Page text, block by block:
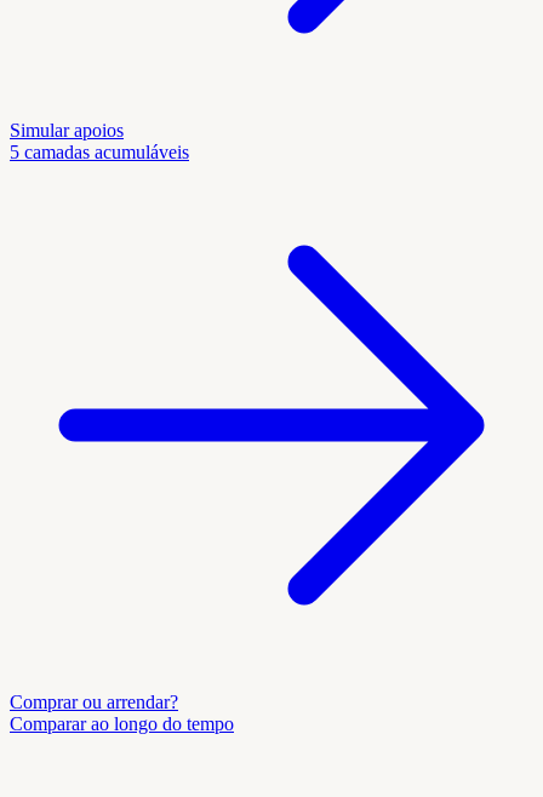
Simular apoios
5 camadas acumuláveis
Comprar ou arrendar?
Comparar ao longo do tempo